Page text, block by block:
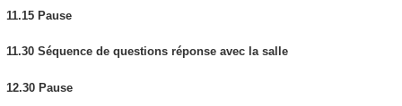
11.15 Pause
11.30 Séquence de questions réponse avec la salle
12.30 Pause